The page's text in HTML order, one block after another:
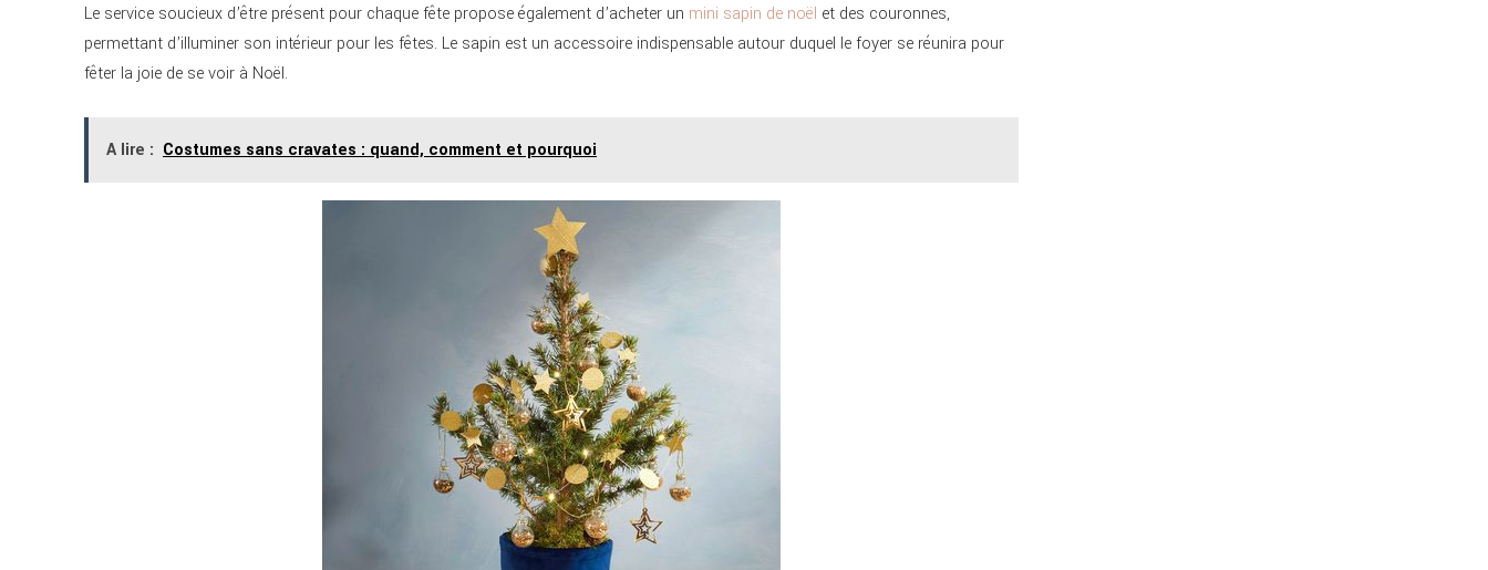
Le service soucieux d’être présent pour chaque fête propose également d’acheter un mini sapin de noël et des couronnes,
permettant d’illuminer son intérieur pour les fêtes. Le sapin est un accessoire indispensable autour duquel le foyer se réunira pour
fêter la joie de se voir à Noël.
A lire : Costumes sans cravates : quand, comment et pourquoi